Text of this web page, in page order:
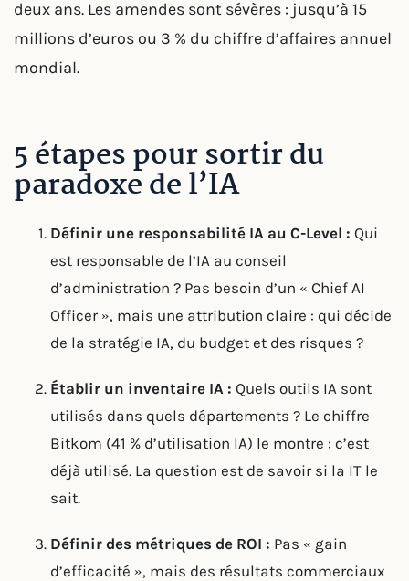
deux ans. Les amendes sont sévères : jusqu’à 15
millions d’euros ou 3 % du chiffre d’affaires annuel
mondial.
5 étapes pour sortir du
paradoxe de l’IA
Définir une responsabilité IA au C-Level : Qui
est responsable de l’IA au conseil
d’administration ? Pas besoin d’un « Chief AI
Officer », mais une attribution claire : qui décide
de la stratégie IA, du budget et des risques ?
Établir un inventaire IA : Quels outils IA sont
utilisés dans quels départements ? Le chiffre
Bitkom (41 % d’utilisation IA) le montre : c’est
déjà utilisé. La question est de savoir si la IT le
sait.
Définir des métriques de ROI : Pas « gain
d’efficacité », mais des résultats commerciaux